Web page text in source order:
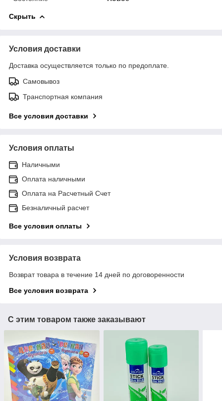
Скрыть
Условия доставки
Доставка осуществляется только по предоплате.
Самовывоз
Транспортная компания
Все условия доставки
Условия оплаты
Наличными
Оплата наличными
Оплата на Расчетный Счет
Безналичный расчет
Все условия оплаты
Условия возврата
Возврат товара в течение 14 дней по договоренности
Все условия возврата
С этим товаром также заказывают